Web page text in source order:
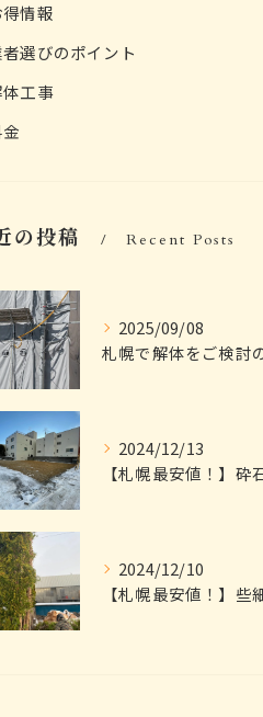
得情報
選びのポイント
工事
の投稿 Recent Posts
2025/09/08
2024/12/13
2024/12/10